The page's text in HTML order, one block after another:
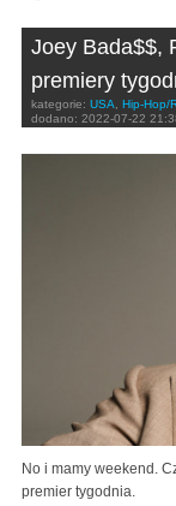
Joey Bada$$,
premiery
kategorie: USA Hip-Hop/
dodano: 2022-07-22
No i mamy weekend.
premier tygodnia.